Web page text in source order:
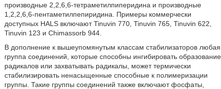
производные 2,2,6,6-тетраметилпиперидина и производные
1,2,2,6,6-пентаметилпепиридина. Примеры коммерчески
доступных HALS включают Tinuvin 770, Tinuvin 765, Tinuvin 622,
Tinuvin 123 и Chimassorb 944.
В дополнение к вышеупомянутым классам стабилизаторов любая
группа соединений, которые способны ингибировать образование
радикалов или захватывать радикалы, может термически
стабилизировать ненасыщенные способные к полимеризации
группы. Такие группы соединений также включают фосфаты,